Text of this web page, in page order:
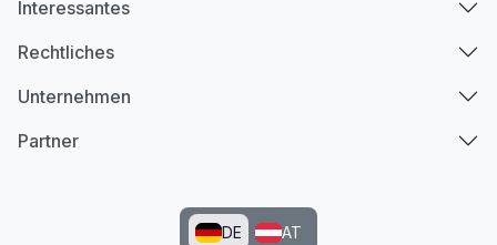
Interessantes
Rechtliches
Unternehmen
Partner
DE AT